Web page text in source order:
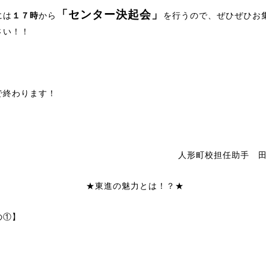
は １７時から 「センター決起会」
を行うので、ぜひぜひお
！！
終わります！
人形町校担任助手
★東進の魅力とは！？★
①】